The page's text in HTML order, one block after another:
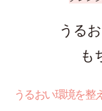
うる
も
うるおい環境を整